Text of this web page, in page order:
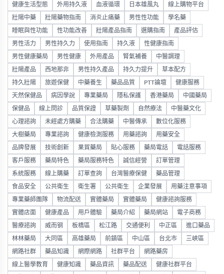
健康生活型態 外用持久液 血液循環 日本雄風丸 線上購物平台
壯陽中藥 壯陽藥物指南 消炎止痛藥 男性性功能 學名藥
睡眠與性功能 性功能改善 壯陽產品指南 選購指南 產品評估
男性活力 男性持久力 使用指南 持久液 性健康指南
男性健康藥局 男性健康 外用產品 腎氣補養 中醫調理
壯陽產品 西地那非 男性持久產品 持久力提升 草本配方
持久壯陽 旅遊保健 中藥養生 藥品品質 PTT論壇 健康服務
天然保健品 病因學說 專業藥局 隱私保護 香港藥局 中國藥局
保健品 線上問診 品質保證 草藥製劑 自然療法 中醫藥文化
心理諮詢 未經處方購藥 合法購藥 中醫傳承 數位化服務
大樹藥局 專業諮詢 健康檢測服務 用藥諮詢 用藥安全
品牌發展 技術創新 果貿藥局 貼心服務 藥局電話 電話服務
客戶服務 藥局特色 藥局服務特色 誠信經營 訂單管理
系統服務 線上購藥 訂單查詢 台灣醫療保健 藥品管理
食品安全 公共衛生 衛生署 公共衛生 企業發展 用藥注意事項
專業藥師團隊 物流配送 實體藥局 實體藥局 健康諮詢服務
實體店面 健康產品 用戶體驗 藥局介紹 藥局網站 電子商務
醫療諮詢 威而钢 板橋區 松江路 交通便利 中正區 進口藥品
林林藥局 大同區 高雄藥局 前鎮區 中山區 台北市 三峽區
網路社群 藥品知識 網際網路 社群平台 網路藥房
線上醫學教育 健康知識 藥品資訊 藥品配送 健康社群平台